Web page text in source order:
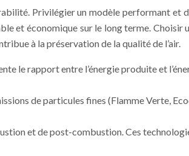
Privilégier un modèle performant
et économique sur le long terme. Choisir
à la préservation de la qualité de l’air.
le rapport entre l’énergie produite et
de particules fines (Flamme Verte,
et de post-combustion. Ces